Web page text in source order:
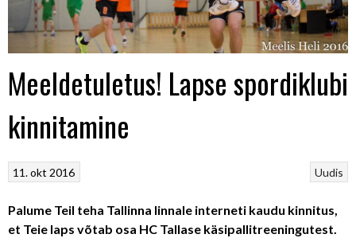
Meeldetuletus! Lapse spordiklubi
kinnitamine
Uudis
11. okt 2016
Palume Teil teha Tallinna linnale interneti kaudu kinnitus,
et Teie laps võtab osa HC Tallase käsipallitreeningutest.